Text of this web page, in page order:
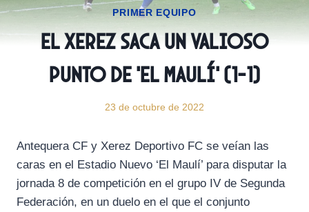
PRIMER EQUIPO
El Xerez saca un valioso
punto de ‘El Maulí’ (1-1)
23 de octubre de 2022
Antequera CF y Xerez Deportivo FC se veían las
caras en el Estadio Nuevo ‘El Maulí’ para disputar la
jornada 8 de competición en el grupo IV de Segunda
Federación, en un duelo en el que el conjunto